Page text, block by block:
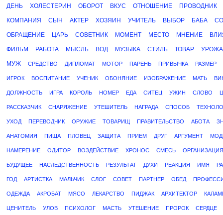
ДЕНЬ ХОЛЕСТЕРИН ОБОРОТ ВКУС ОТНОШЕНИЕ ПРОВОДНИК
КОМПАНИЯ СЫН АКТЕР ХОЗЯИН УЧИТЕЛЬ ВЫБОР БАБА
ОБРАЩЕНИЕ ЦАРЬ СОВЕТНИК МОМЕНТ МЕСТО МНЕНИЕ
ФИЛЬМ РАБОТА МЫСЛЬ ВОД МУЗЫКА СТИЛЬ ТОВАР
МУЖ СРЕДСТВО ДИПЛОМАТ МОТОР ПАРЕНЬ ПРИВЫЧКА РАЗМЕР
ИГРОК ВОСПИТАНИЕ УЧЕНИК ОБОНЯНИЕ ИЗОБРАЖЕНИЕ МАТЬ
ДОЛЖНОСТЬ ИГРА КОРОЛЬ НОМЕР ЕДА СИТЕЦ УЖИН СЛОВО
РАССКАЗЧИК СНАРЯЖЕНИЕ УТЕШИТЕЛЬ НАГРАДА СПОСОБ
УХОД ПЕРЕВОДЧИК ОРУЖИЕ ТОВАРИЩ ПРАВИТЕЛЬСТВО АБОТА
АНАТОМИЯ ПИЩА ПЛОВЕЦ ЗАЩИТА ПРИЕМ ДРУГ АРГУМЕНТ
НАМЕРЕНИЕ ОДИТОР ВОЗДЕЙСТВИЕ ХРОНОС СМЕСЬ ОРГАНИЗАЦИЯ
БУДУЩЕЕ НАСЛЕДСТВЕННОСТЬ РЕЗУЛЬТАТ ДУХИ РЕАКЦИЯ ИМЯ
ГОД АРТИСТКА МАЛЬЧИК СЛОГ СОВЕТ ПАРТНЕР ОБЕД
ОДЕЖДА АКРОБАТ МЯСО ЛЕКАРСТВО ПИДЖАК АРХИТЕКТОР
ЦЕНИТЕЛЬ УЛОВ ПСИХОЛОГ МАСТЬ УТЕШЕНИЕ ПРОРОК СЕРДЦЕ